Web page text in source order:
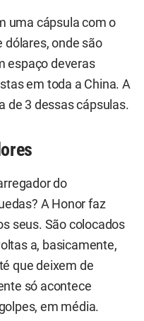
uma cápsula com o
dólares, onde são
espaço deveras
em toda a China. A
de 3 dessas cápsulas.
do
A Honor faz
seus. São colocados
a, basicamente,
que deixem de
só acontece
em média.